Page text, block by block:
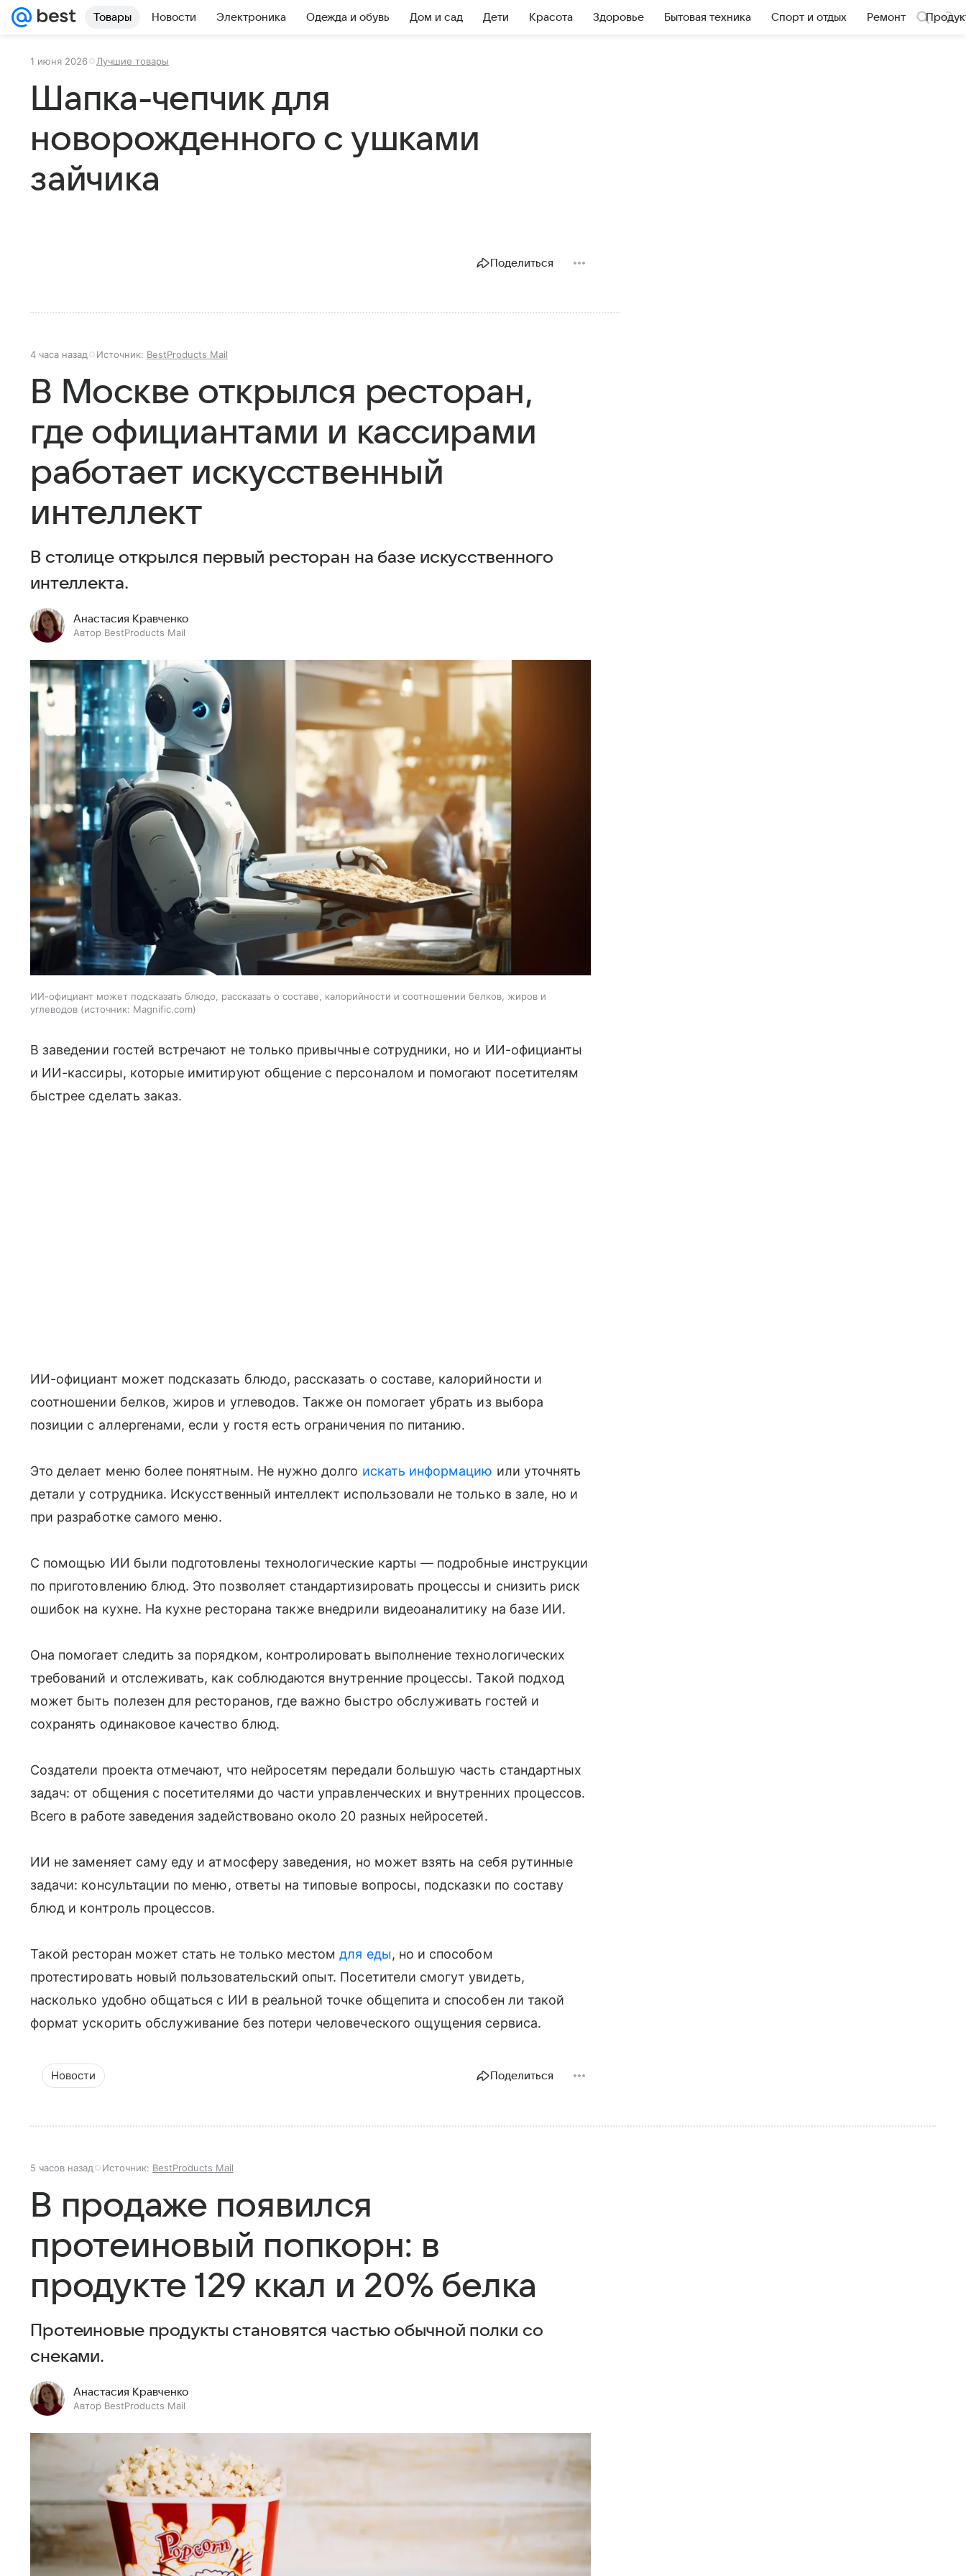
Товары Новости Электроника Одежда и обувь Дом и сад Дети Красота Здоровье Бытовая техника Спорт и отдых Ремонт
1 июня 2026 Лучшие товары
Шапка-чепчик для
новорожденного с ушками
зайчика
Поделиться
4 часа назад Источник: BestProducts Mail
В Москве открылся ресторан,
где официантами и кассирами
работает искусственный
интеллект
В столице открылся первый ресторан на базе искусственного
интеллекта.
Анастасия Кравченко
Автор BestProducts Mail
ИИ-официант может подсказать блюдо, рассказать о составе, калорийности и соотношении белков, жиров и
углеводов
источник: Magnific.com
В заведении гостей встречают не только привычные сотрудники, но и ИИ-официанты
и ИИ-кассиры, которые имитируют общение с персоналом и помогают посетителям
быстрее сделать заказ.
ИИ-официант может подсказать блюдо, рассказать о составе, калорийности и
соотношении белков, жиров и углеводов. Также он помогает убрать из выбора
позиции с аллергенами, если у гостя есть ограничения по питанию.
Это делает меню более понятным. Не нужно долго искать информацию или уточнять
детали у сотрудника. Искусственный интеллект использовали не только в зале, но и
при разработке самого меню.
С помощью ИИ были подготовлены технологические карты — подробные инструкции
по приготовлению блюд. Это позволяет стандартизировать процессы и снизить риск
ошибок на кухне. На кухне ресторана также внедрили видеоаналитику на базе ИИ.
Она помогает следить за порядком, контролировать выполнение технологических
требований и отслеживать, как соблюдаются внутренние процессы. Такой подход
может быть полезен для ресторанов, где важно быстро обслуживать гостей и
сохранять одинаковое качество блюд.
Создатели проекта отмечают, что нейросетям передали большую часть стандартных
задач: от общения с посетителями до части управленческих и внутренних процессов.
Всего в работе заведения задействовано около 20 разных нейросетей.
ИИ не заменяет саму еду и атмосферу заведения, но может взять на себя рутинные
задачи: консультации по меню, ответы на типовые вопросы, подсказки по составу
блюд и контроль процессов.
Такой ресторан может стать не только местомдля еды, но и способом
протестировать новый пользовательский опыт. Посетители смогут увидеть,
насколько удобно общаться с ИИ в реальной точке общепита и способен ли такой
формат ускорить обслуживание без потери человеческого ощущения сервиса.
Новости Поделиться
5 часов назад Источник: BestProducts Mail
В продаже появился
протеиновый попкорн: в
продукте 129 ккал и 20% белка
Протеиновые продукты становятся частью обычной полки со
снеками.
Анастасия Кравченко
Автор BestProducts Mail